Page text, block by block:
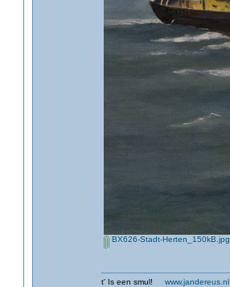
BX626-Stadt-Herten_150kB.jpg
t' Is een smul! www.jandereus.nl